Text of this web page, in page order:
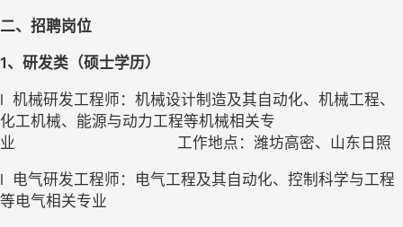
二、招聘岗位
1、研发类（硕士学历）
l 机械研发工程师：机械设计制造及其自动化、机械工程、
化工机械、能源与动力工程等机械相关专
业                                    工作地点：潍坊高密、山东日照
l
电气研发工程师：电气工程及其自动化、控制科学与工程
等电气相关专业